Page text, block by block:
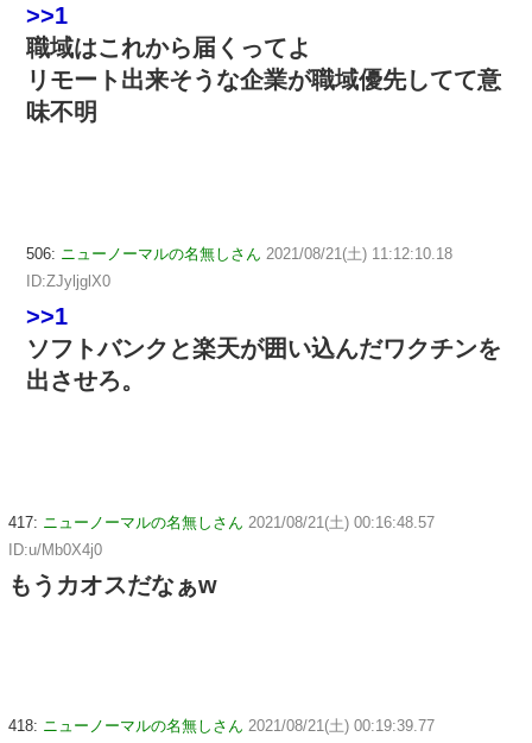
>>1
職域はこれから届くってよ
リモート出来そうな企業が職域優先してて意
味不明
506: ニューノーマルの名無しさん 2021/08/21(土) 11:12:10.18
ID:ZJyljglX0
>>1
ソフトバンクと楽天が囲い込んだワクチンを
出させろ。
417: ニューノーマルの名無しさん 2021/08/21(土) 00:16:48.57
ID:u/Mb0X4j0
もうカオスだなぁw
418: ニューノーマルの名無しさん 2021/08/21(土) 00:19:39.77